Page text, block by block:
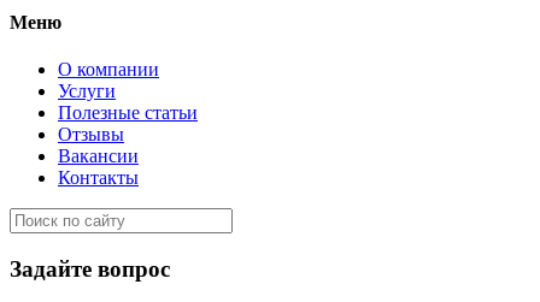
Меню
О компании
Услуги
Полезные статьи
Отзывы
Вакансии
Контакты
Задайте вопрос